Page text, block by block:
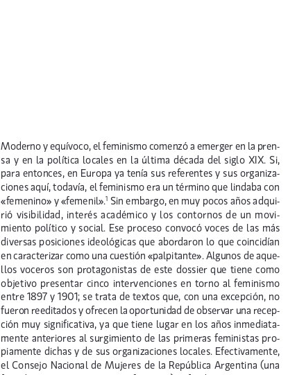
Moderno y equívoco, el feminismo comenzó a emerger en la pren-
sa y en la política locales en la última década del siglo XIX. Si,
para entonces, en Europa ya tenía sus referentes y sus organiza-
ciones aquí, todavía, el feminismo era un término que lindaba con
«femenino» y «femenil».1 Sin embargo, en muy pocos años adqui-
rió visibilidad, interés académico y los contornos de un movi-
miento político y social. Ese proceso convocó voces de las más
diversas posiciones ideológicas que abordaron lo que coincidían
en caracterizar como una cuestión «palpitante». Algunos de aque-
llos voceros son protagonistas de este dossier que tiene como
objetivo presentar cinco intervenciones en torno al feminismo
entre 1897 y 1901; se trata de textos que, con una excepción, no
fueron reeditados y ofrecen la oportunidad de observar una recep-
ción muy significativa, ya que tiene lugar en los años inmediata-
mente anteriores al surgimiento de las primeras feministas pro-
piamente dichas y de sus organizaciones locales. Efectivamente,
el Consejo Nacional de Mujeres de la República Argentina (una